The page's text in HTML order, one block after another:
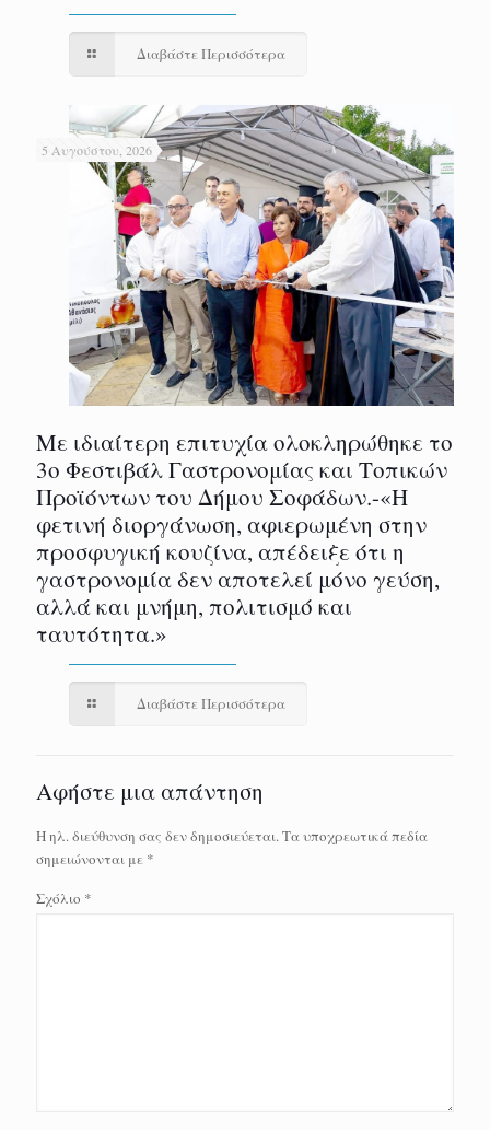
Διαβάστε Περισσότερα
5 Αυγούστου, 2026
Με ιδιαίτερη επιτυχία ολοκληρώθηκε το
3ο Φεστιβάλ Γαστρονομίας και Τοπικών
Προϊόντων του Δήμου Σοφάδων.-«Η
φετινή διοργάνωση, αφιερωμένη στην
προσφυγική κουζίνα, απέδειξε ότι η
γαστρονομία δεν αποτελεί μόνο γεύση,
αλλά και μνήμη, πολιτισμό και
ταυτότητα.»
Διαβάστε Περισσότερα
Αφήστε μια απάντηση
Η ηλ. διεύθυνση σας δεν δημοσιεύεται.Τα υποχρεωτικά πεδία
σημειώνονται με *
Σχόλιο *